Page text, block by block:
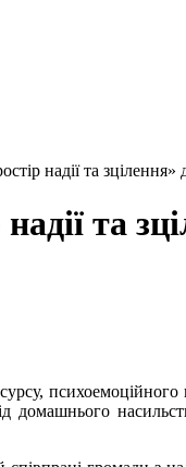
надії та зцілення»
та
домашнього